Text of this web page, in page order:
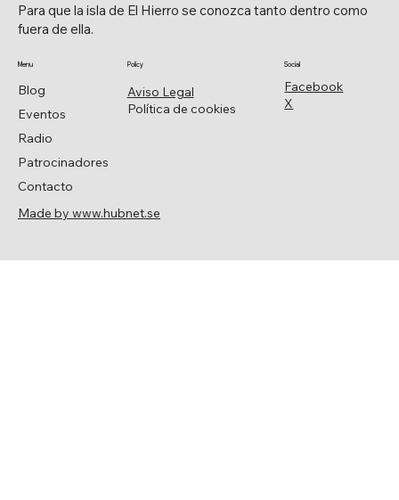
Facebook
X
Social
Aviso Legal
Política de cookies
Policy
Blog
Eventos
Radio
Patrocinadores
Contacto
Menu
Para que la isla de El Hierro se conozca tanto dentro como
fuera de ella.
Made by www.hubnet.se